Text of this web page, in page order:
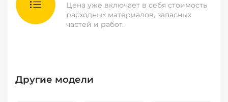
Цена уже включает в себя стоимость
расходных материалов, запасных
частей и работ.
Другие модели